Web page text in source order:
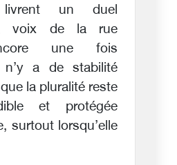
un duel
voix de la rue
une fois
n’y a de stabilité
la pluralité reste
et protégée
surtout lorsqu’elle